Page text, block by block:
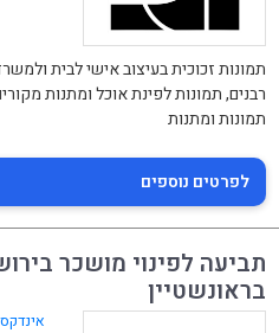
תמונות זכוכית בעיצוב אישי לבית
רבנים, תמונות לפינת אוכל ומתנות
תמונות ומתנות
לפרטים נוספים
תביעה לפינוי מושכר
בראונשטיין